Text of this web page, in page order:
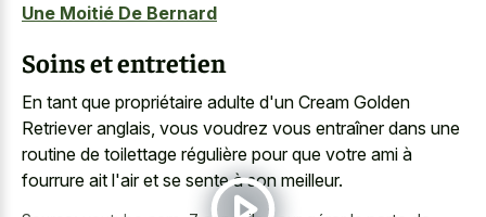
Une Moitié De Bernard
Soins et entretien
En tant que propriétaire adulte d'un Cream Golden
Retriever anglais, vous voudrez vous entraîner dans une
routine de toilettage régulière pour que votre ami à
fourrure ait l'air et se sente à son meilleur.